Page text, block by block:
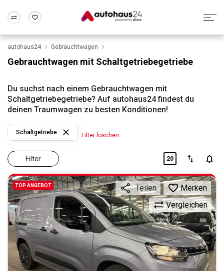
Wir bewerten dein Auto
Alle Fragen & Antworten
Rund um die Inzahlungnahme
Frankfurt Wuppertal
autohaus24 Gebrauchtwagen
Gebrauchtwagen mit Schaltgetriebegetriebe
Du suchst nach einem Gebrauchtwagen mit
Schaltgetriebegetriebe? Auf autohaus24 findest du
deinen Traumwagen zu besten Konditionen!
Filter
Schaltgetriebe Filter löschen
20
TOP ANGEBOT
Vergleichen
Teilen Merken